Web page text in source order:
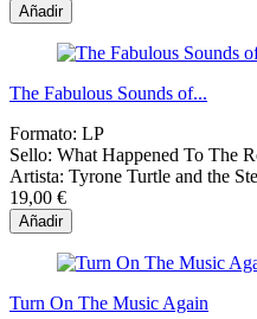
Añadir
The Fabulous Sounds of...
Formato: LP
Sello: What Happened To The
Artista: Tyrone Turtle and the
19,00 €
Añadir
Turn On The Music Again